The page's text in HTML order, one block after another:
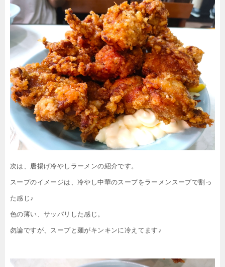
次は、唐揚げ冷やしラーメンの紹介です。
スープのイメージは、冷やし中華のスープをラーメンスープで割っ
た感じ♪
色の薄い、サッパリした感じ。
勿論ですが、スープと麺がキンキンに冷えてます♪